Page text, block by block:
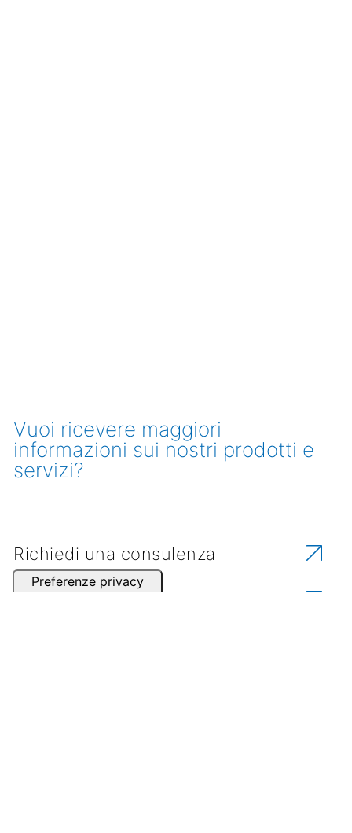
Vuoi ricevere maggiori
informazioni sui nostri prodotti e
servizi?
Richiedi una consulenza